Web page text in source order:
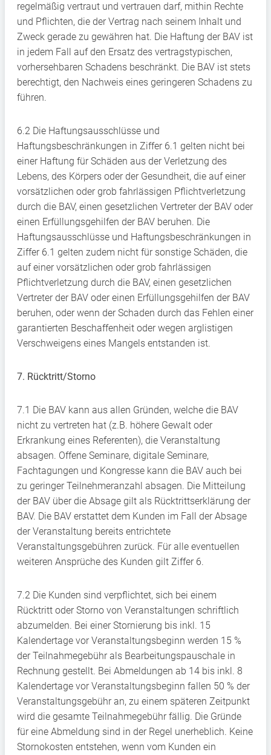
regelmäßig vertraut und vertrauen darf, mithin Rechte
und Pflichten, die der Vertrag nach seinem Inhalt und
Zweck gerade zu gewähren hat. Die Haftung der BAV ist
in jedem Fall auf den Ersatz des vertragstypischen,
vorhersehbaren Schadens beschränkt. Die BAV ist stets
berechtigt, den Nachweis eines geringeren Schadens zu
führen.
6.2 Die Haftungsausschlüsse und
Haftungsbeschränkungen in Ziffer 6.1 gelten nicht bei
einer Haftung für Schäden aus der Verletzung des
Lebens, des Körpers oder der Gesundheit, die auf einer
vorsätzlichen oder grob fahrlässigen Pflichtverletzung
durch die BAV, einen gesetzlichen Vertreter der BAV oder
einen Erfüllungsgehilfen der BAV beruhen. Die
Haftungsausschlüsse und Haftungsbeschränkungen in
Ziffer 6.1 gelten zudem nicht für sonstige Schäden, die
auf einer vorsätzlichen oder grob fahrlässigen
Pflichtverletzung durch die BAV, einen gesetzlichen
Vertreter der BAV oder einen Erfüllungsgehilfen der BAV
beruhen, oder wenn der Schaden durch das Fehlen einer
garantierten Beschaffenheit oder wegen arglistigen
Verschweigens eines Mangels entstanden ist.
7. Rücktritt/Storno
7.1 Die BAV kann aus allen Gründen, welche die BAV
nicht zu vertreten hat (z.B. höhere Gewalt oder
Erkrankung eines Referenten), die Veranstaltung
absagen. Offene Seminare, digitale Seminare,
Fachtagungen und Kongresse kann die BAV auch bei
zu geringer Teilnehmeranzahl absagen. Die Mitteilung
der BAV über die Absage gilt als Rücktrittserklärung der
BAV. Die BAV erstattet dem Kunden im Fall der Absage
der Veranstaltung bereits entrichtete
Veranstaltungsgebühren zurück. Für alle eventuellen
weiteren Ansprüche des Kunden gilt Ziffer 6.
7.2 Die Kunden sind verpflichtet, sich bei einem
Rücktritt oder Storno von Veranstaltungen schriftlich
abzumelden. Bei einer Stornierung bis inkl. 15
Kalendertage vor Veranstaltungsbeginn werden 15 %
der Teilnahmegebühr als Bearbeitungspauschale in
Rechnung gestellt. Bei Abmeldungen ab 14 bis inkl. 8
Kalendertage vor Veranstaltungsbeginn fallen 50 % der
Veranstaltungsgebühr an, zu einem späteren Zeitpunkt
wird die gesamte Teilnahmegebühr fällig. Die Gründe
für eine Abmeldung sind in der Regel unerheblich. Keine
Stornokosten entstehen, wenn vom Kunden ein